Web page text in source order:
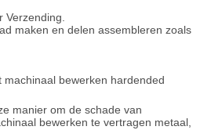
Verzending.
maken en delen assembleren zoals
machinaal bewerken hardended
manier om de schade van
bewerken te vertragen metaal,